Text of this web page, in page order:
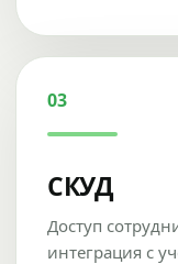
03
СКУД
Доступ
интеграция с